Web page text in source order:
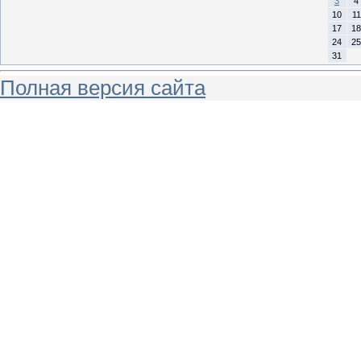
10
11
17
18
24
25
31
Полная версия сайта